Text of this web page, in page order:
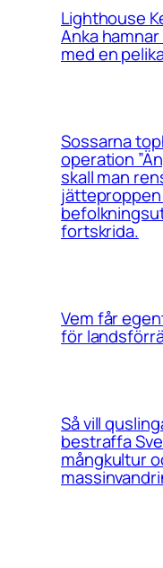
Lighthouse
Anka
med en
Sossarna
operation
skall man
jätteproppen
fortskrida.
Vem får
för
Så vill
bestraffa
mångkultur